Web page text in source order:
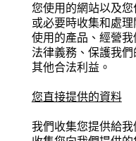
您使用的網站以及
或必要時收集和處
使用的產品、經營
法律義務、保護我
其他合法利益。
您直接提供的資料
我們收集您提供給